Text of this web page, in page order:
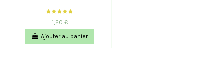
1,20 €
Ajouter au panier